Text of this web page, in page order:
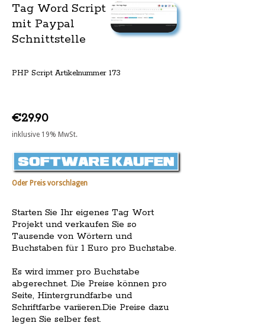
Tag Word Script
mit Paypal
Schnittstelle
PHP Script Artikelnummer 173
€29.90
inklusive 19% MwSt.
Oder Preis vorschlagen
Starten Sie Ihr eigenes Tag Wort
Projekt und verkaufen Sie so
Tausende von Wörtern und
Buchstaben für 1 Euro pro Buchstabe.
Es wird immer pro Buchstabe
abgerechnet. Die Preise können pro
Seite, Hintergrundfarbe und
Schriftfarbe variieren.Die Preise dazu
legen Sie selber fest.